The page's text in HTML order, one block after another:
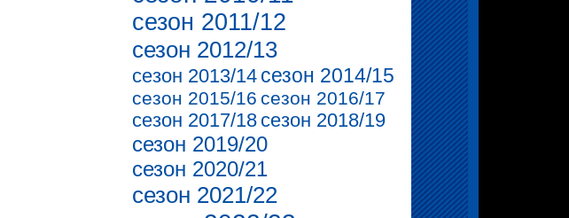
сезон 2011/12
сезон 2012/13
сезон 2013/14 сезон 2014/15
сезон 2015/16 сезон 2016/17
сезон 2017/18 сезон 2018/19
сезон 2019/20
сезон 2020/21
сезон 2021/22